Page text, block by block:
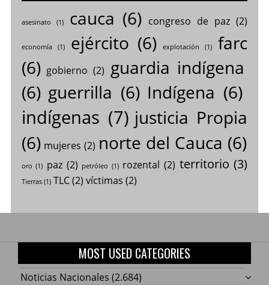
asesinato (1) cauca (6) congreso de paz(2)
economía(1) ejército (6) explotación (1)
farc
(6) gobierno (2) guardia indígena
(6) guerrilla (6) Indígena (6)
indígenas (7) justicia Propia
(6) mujeres (2) norte del Cauca (6)
oro (1) paz (2) petróleo (1) rozental (2) territorio (3)
Tierras(1) TLC(2) víctimas (2)
MOST USED CATEGORIES
Noticias Nacionales (2.684)